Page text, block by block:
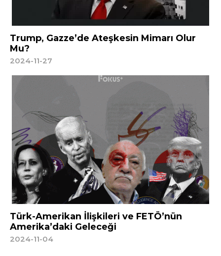
Trump, Gazze’de Ateşkesin Mimarı Olur
Mu?
2024-11-27
Türk-Amerikan İlişkileri ve FETÖ’nün
Amerika’daki Geleceği
2024-11-04